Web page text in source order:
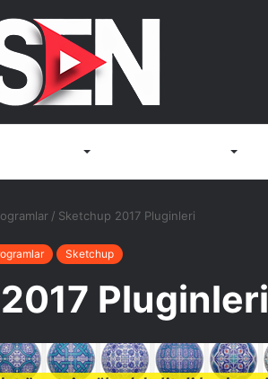
/ Sketchup 2017 Pluginleri
Sketchup
Pluginleri